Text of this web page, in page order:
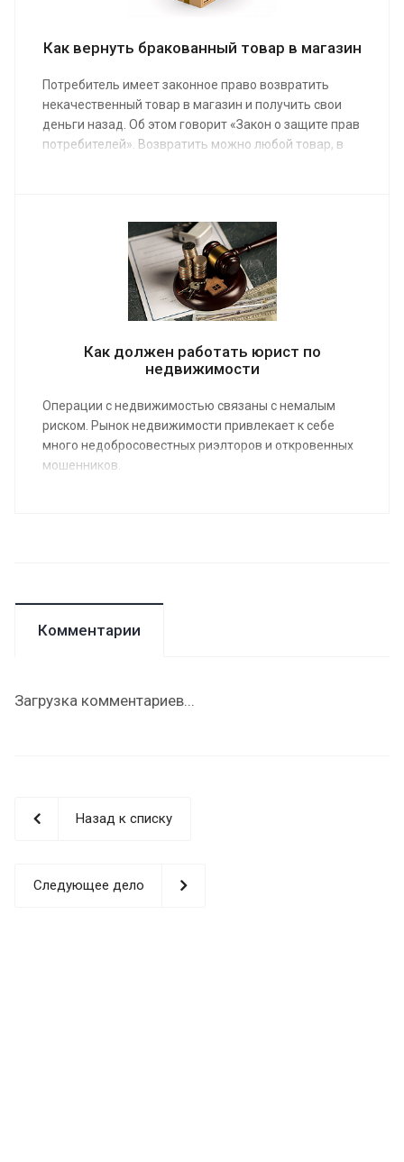
Как вернуть бракованный товар в магазин
Потребитель имеет законное право возвратить
некачественный товар в магазин и получить свои
деньги назад. Об этом говорит «Закон о защите прав
потребителей». Возвратить можно любой товар, в
Как должен работать юрист по
недвижимости
Операции с недвижимостью связаны с немалым
риском. Рынок недвижимости привлекает к себе
много недобросовестных риэлторов и откровенных
мошенников.
Комментарии
Загрузка комментариев...
Назад к списку
Следующее дело